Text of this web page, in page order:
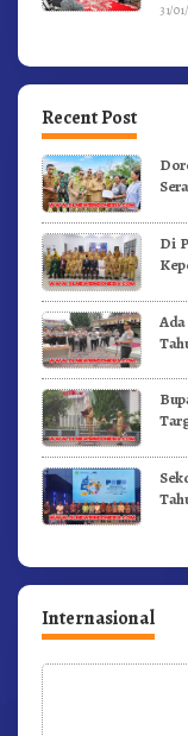
31/
Recent Post
Di
Internasional